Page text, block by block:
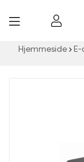
Hjemmeside